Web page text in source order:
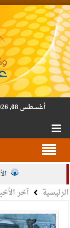
أغسطس 08, 2026
الرئيسية آخر